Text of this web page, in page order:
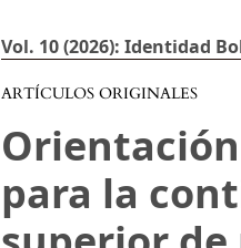
Vol. 10 (2026): Identidad
ARTÍCULOS ORIGINALES
para la